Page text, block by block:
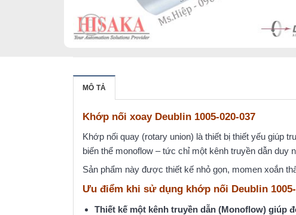
MÔ TẢ
Khớp nối xoay Deublin 1005-020-037
Khớp nối quay (rotary union) là thiết bị thiết yếu giúp
biến thể monoflow – tức chỉ một kênh truyền dẫn
Sản phẩm này được thiết kế nhỏ gọn, momen xoắn
Ưu điểm khi sử dụng khớp nối Deublin 1005-
Thiết kế một kênh truyền dẫn (Monoflow) giúp